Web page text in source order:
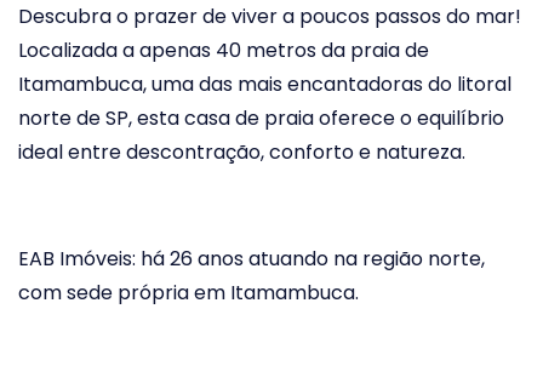
Descubra o prazer de viver a poucos passos do mar!
Localizada a apenas 40 metros da praia de
Itamambuca, uma das mais encantadoras do litoral
norte de SP, esta casa de praia oferece o equilíbrio
ideal entre descontração, conforto e natureza.
EAB Imóveis: há 26 anos atuando na região norte,
com sede própria em Itamambuca.